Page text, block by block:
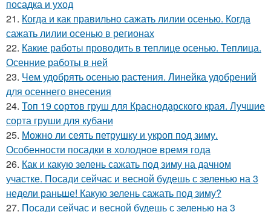
посадка и уход
21. Когда и как правильно сажать лилии осенью. Когда
сажать лилии осенью в регионах
22. Какие работы проводить в теплице осенью. Теплица.
Осенние работы в ней
23. Чем удобрять осенью растения. Линейка удобрений
для осеннего внесения
24. Топ 19 сортов груш для Краснодарского края. Лучшие
сорта груши для кубани
25. Можно ли сеять петрушку и укроп под зиму.
Особенности посадки в холодное время года
26. Как и какую зелень сажать под зиму на дачном
участке. Посади сейчас и весной будешь с зеленью на 3
недели раньше! Какую зелень сажать под зиму?
27. Посади сейчас и весной будешь с зеленью на 3